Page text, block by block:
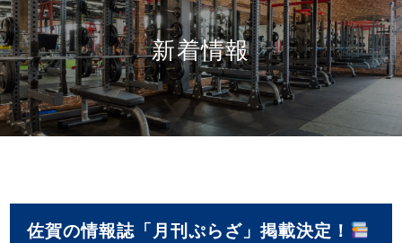
新着情報
佐賀の情報誌「月刊ぷらざ」掲載決定！